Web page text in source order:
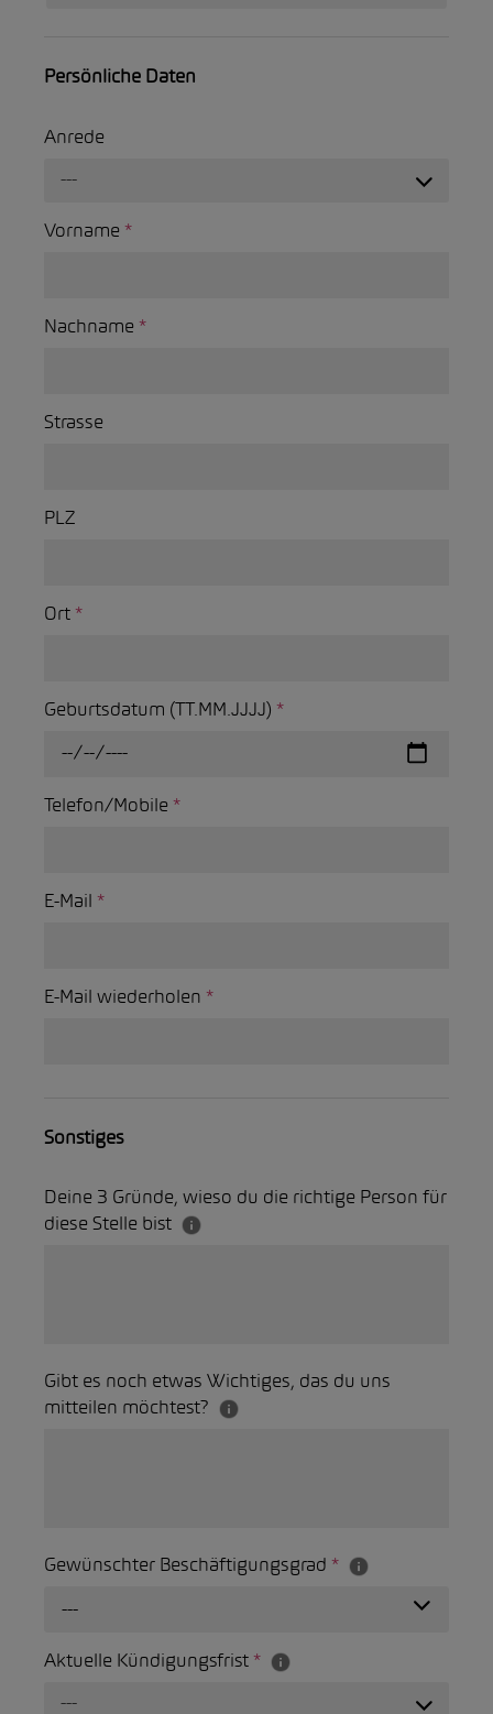
Persönliche Daten
Anrede
---
Vorname *
Nachname *
Strasse
PLZ
Ort *
Geburtsdatum (TT.MM.JJJJ) *
Telefon/Mobile *
E-Mail *
E-Mail wiederholen *
Sonstiges
Deine 3 Gründe, wieso du die richtige Person für
diese Stelle bist
Gibt es noch etwas Wichtiges, das du uns
mitteilen möchtest?
Gewünschter Beschäftigungsgrad *
---
Aktuelle Kündigungsfrist *
---